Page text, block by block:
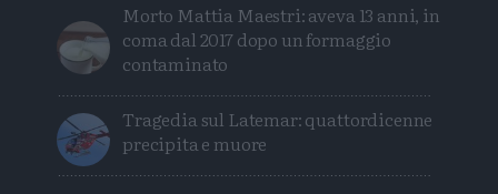
Morto Mattia Maestri: aveva 13 anni, in
coma dal 2017 dopo un formaggio
contaminato
Tragedia sul Latemar: quattordicenne
precipita e muore